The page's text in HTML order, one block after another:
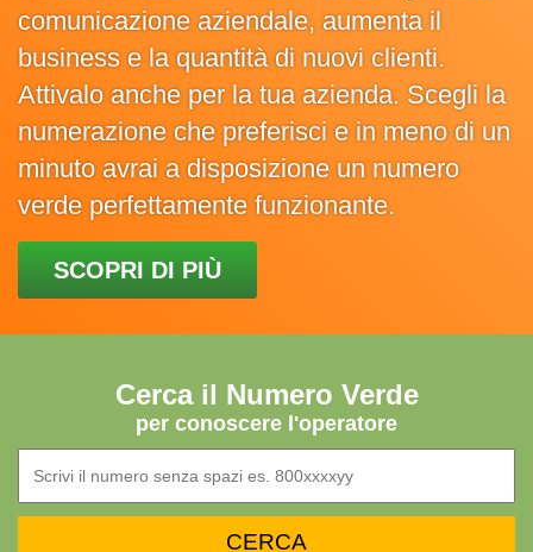
comunicazione aziendale, aumenta il
business e la quantità di nuovi clienti.
Attivalo anche per la tua azienda. Scegli la
numerazione che preferisci e in meno di un
minuto avrai a disposizione un numero
verde perfettamente funzionante.
SCOPRI DI PIÙ
Cerca il Numero Verde
per conoscere l'operatore